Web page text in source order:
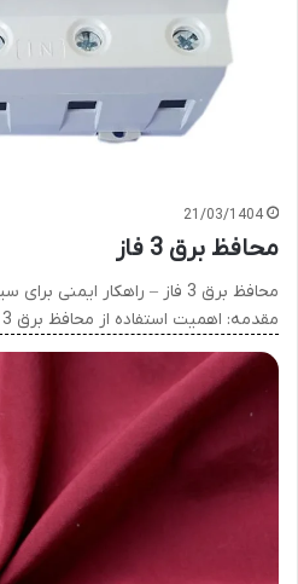
21/03/1404
محافظ برق 3 فاز
محافظ برق 3 فاز – راهکار
مقدمه: اهمیت استفاده از محافظ برق 3 فاز…